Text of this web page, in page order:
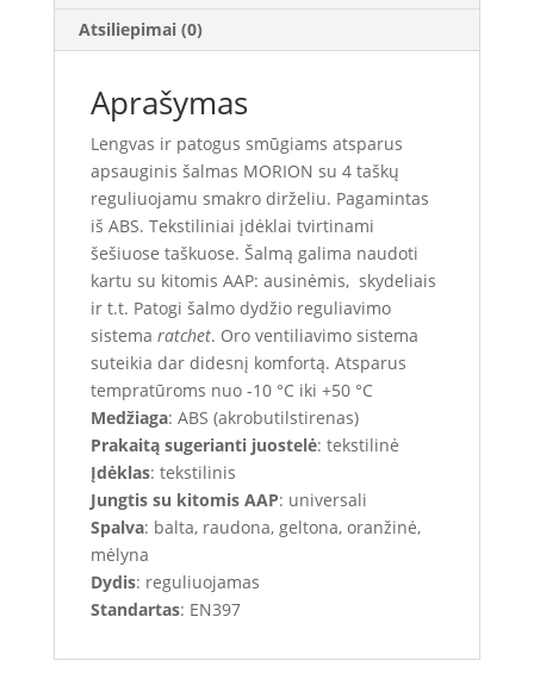
Atsiliepimai (0)
Aprašymas
Lengvas ir patogus smūgiams atsparus
apsauginis šalmas MORION su 4 taškų
reguliuojamu smakro dirželiu. Pagamintas
iš ABS. Tekstiliniai įdėklai tvirtinami
šešiuose taškuose. Šalmą galima naudoti
kartu su kitomis AAP: ausinėmis, skydeliais
ir t.t. Patogi šalmo dydžio reguliavimo
sistema ratchet. Oro ventiliavimo sistema
suteikia dar didesnį komfortą. Atsparus
tempratūroms nuo -10 °C iki +50 °C
Medžiaga: ABS (akrobutilstirenas)
Prakaitą sugerianti juostelė: tekstilinė
Įdėklas: tekstilinis
Jungtis su kitomis AAP: universali
Spalva: balta, raudona, geltona, oranžinė,
mėlyna
Dydis: reguliuojamas
Standartas: EN397